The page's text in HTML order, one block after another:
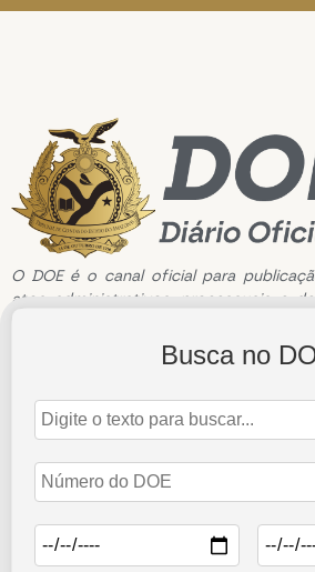
O DOE é o canal oficial para
atos administrativos, processuais e
Edição de n°3465 de 27 de
27 de dezembro de 2024
Abrir Edição
Busca no